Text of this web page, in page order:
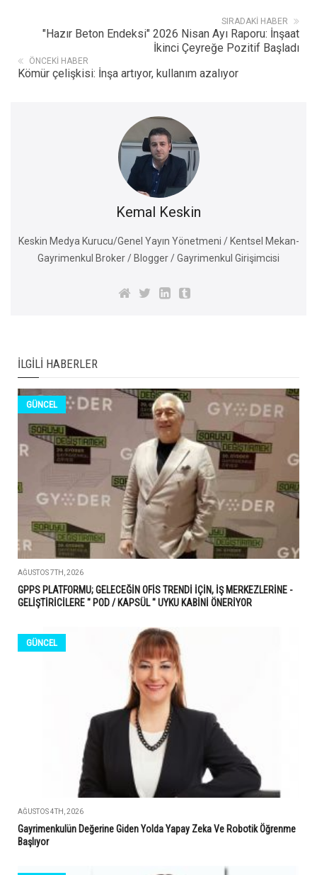
SIRADAKI HABER
"Hazır Beton Endeksi" 2026 Nisan Ayı Raporu: İnşaat
İkinci Çeyreğe Pozitif Başladı
ÖNCEKI HABER
Kömür çelişkisi: İnşa artıyor, kullanım azalıyor
Kemal Keskin
Keskin Medya Kurucu/Genel Yayın Yönetmeni / Kentsel Mekan-
Gayrimenkul Broker / Blogger / Gayrimenkul Girişimcisi
İLGILI HABERLER
GÜNCEL
AĞUSTOS 7TH, 2026
GPPS PLATFORMU; GELECEĞİN OFİS TRENDİ İÇİN, İŞ MERKEZLERİNE -
GELİŞTİRİCİLERE " POD / KAPSÜL " UYKU KABİNİ ÖNERİYOR
GÜNCEL
AĞUSTOS 4TH, 2026
Gayrimenkulün Değerine Giden Yolda Yapay Zeka Ve Robotik Öğrenme
Başlıyor